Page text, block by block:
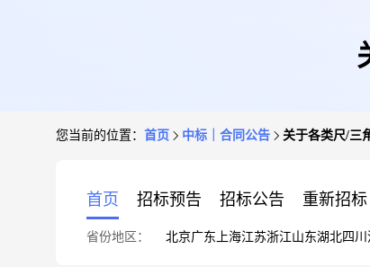
您当前的位置： 首页 中标｜合同公告 关于各类尺/三
首页 招标预告 招标公告 重新招标
省份地区： 北京广东 上海江苏浙江山东湖北四川